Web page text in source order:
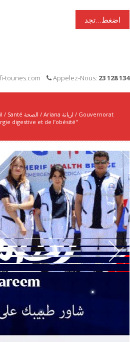
اضغط...تجد
tounes.com Appelez-Nous: 23 128 134
/ Santé الصحة / Ariana اريانة / Gouvernorat
digestive et de l’obésité"